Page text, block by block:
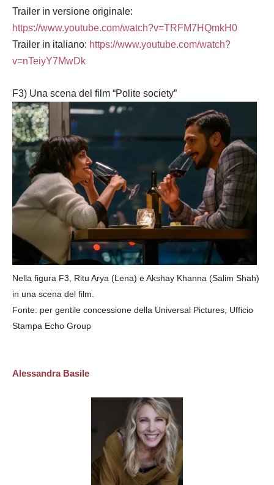
Trailer in versione originale:
https://www.youtube.com/watch?v=TRFM7HQmkH0
Trailer in italiano: https://www.youtube.com/watch?
v=nTeiyY7MwDk
F3) Una scena del film “Polite society”
Nella figura F3, Ritu Arya (Lena) e Akshay Khanna (Salim Shah)
in una scena del film.
Fonte: per gentile concessione della Universal Pictures, Ufficio
Stampa Echo Group
Alessandra Basile